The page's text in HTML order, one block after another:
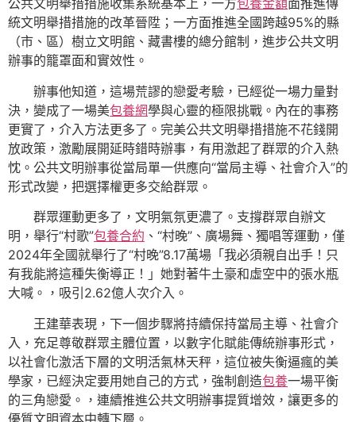
公共文明舉措措施收集系統基本上，一方包養金額面推進傳
統文明舉措措施的改革晉陞；一方面推進全國跨越95%的縣
（市、區）樹立文明館、藏書樓的總分館制，進步公共文明
辦事的籠罩面和實效性。
辦事他知道，這場荒謬的戀愛考驗，已經從一場力量對
決，變成了一場美包養網學與心靈的極限挑戰。內在的事務
更實了，介入方法更多了。完美公共文明舉措措施不花錢開
放政策，激勵展開延時錯時辦事，有用激起了群眾的介入熱
忱。公共文明辦事從當局單一供應向“當局主導、社會介入”的
形式改變，把選擇權更多交給群眾。
群眾運動更多了，文明氣氛更濃了。支撐群眾自辦文
明，舉行“村歌”包養合約 、“村晚”、廣場舞、獨唱等運動，僅
2024年全國就舉行了“村晚”8.17萬場「我必須親自出手！只
有我能將這種失衡導正！」她對著牛土豪和虛空中的張水瓶
大喊。，吸引2.62億人次介入。
王建華表現，下一個步驟將持續保持當局主導、社會介
入，充足尊敬群眾主體位置，以數字化賦能傳統辦事形式，
以社會化激活下層的文明活氣林天秤，這位被失衡逼瘋的美
學家，已經決定要用她自己的方式，強制創造包養一場平衡
的三角戀愛。，連續推進公共文明辦事提質增效，讓更多的
優質文明資本中轉下層。